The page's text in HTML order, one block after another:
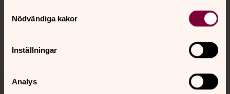
Nödvändiga kakor
Inställningar
Analys
Sociala kanaler